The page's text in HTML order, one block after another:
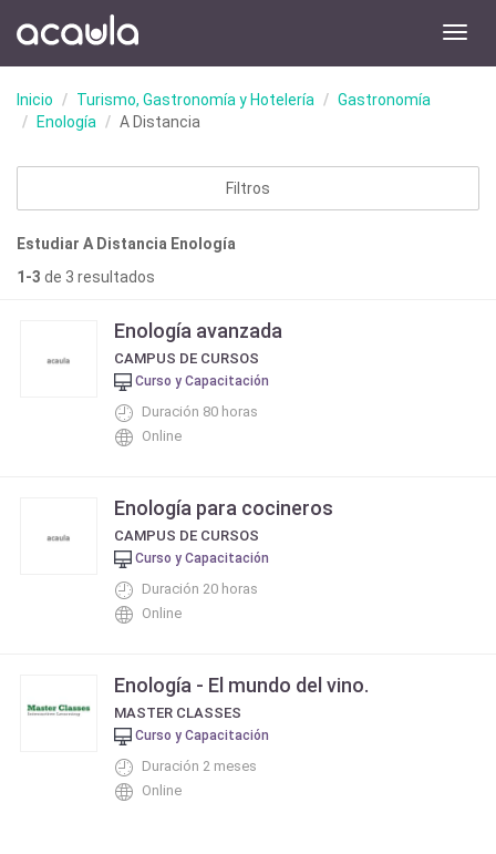
Inicio Turismo, Gastronomía y Hotelería
Gastronomía
Enología
A Distancia
Filtros
Estudiar A Distancia Enología
1-3 de 3 resultados
Enología avanzada
CAMPUS DE CURSOS
Curso y Capacitación
Duración 80 horas
Online
Enología para cocineros
CAMPUS DE CURSOS
Curso y Capacitación
Duración 20 horas
Online
Enología - El mundo del vino.
MASTER CLASSES
Curso y Capacitación
Duración 2 meses
Online